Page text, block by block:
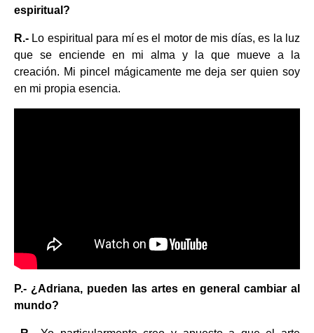
espiritual?
R.- Lo espiritual para mí es el motor de mis días, es la luz
que se enciende en mi alma y la que mueve a la
creación. Mi pincel mágicamente me deja ser quien soy
en mi propia esencia.
P.- ¿Adriana, pueden las artes en general cambiar al
mundo?